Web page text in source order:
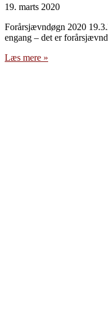
19. marts 2020
Forårsjævndøgn 2020
engang – det er
Læs mere »